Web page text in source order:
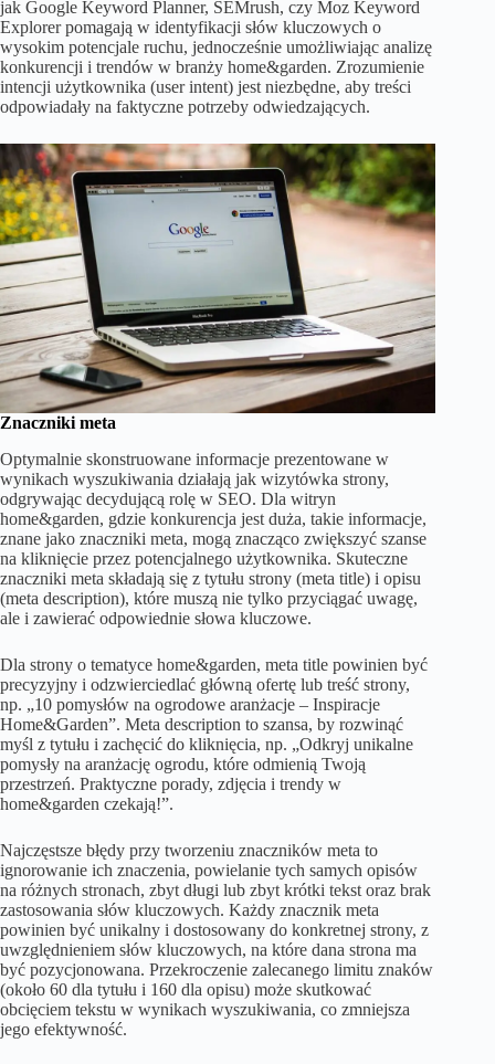
jak Google Keyword Planner, SEMrush, czy Moz Keyword
Explorer pomagają w identyfikacji słów kluczowych o
wysokim potencjale ruchu, jednocześnie umożliwiając analizę
konkurencji i trendów w branży home&garden. Zrozumienie
intencji użytkownika (user intent) jest niezbędne, aby treści
odpowiadały na faktyczne potrzeby odwiedzających.
Znaczniki meta
Optymalnie skonstruowane informacje prezentowane w
wynikach wyszukiwania działają jak wizytówka strony,
odgrywając decydującą rolę w SEO. Dla witryn
home&garden, gdzie konkurencja jest duża, takie informacje,
znane jako znaczniki meta, mogą znacząco zwiększyć szanse
na kliknięcie przez potencjalnego użytkownika. Skuteczne
znaczniki meta składają się z tytułu strony (meta title) i opisu
(meta description), które muszą nie tylko przyciągać uwagę,
ale i zawierać odpowiednie słowa kluczowe.
Dla strony o tematyce home&garden, meta title powinien być
precyzyjny i odzwierciedlać główną ofertę lub treść strony,
np. „10 pomysłów na ogrodowe aranżacje – Inspiracje
Home&Garden”. Meta description to szansa, by rozwinąć
myśl z tytułu i zachęcić do kliknięcia, np. „Odkryj unikalne
pomysły na aranżację ogrodu, które odmienią Twoją
przestrzeń. Praktyczne porady, zdjęcia i trendy w
home&garden czekają!”.
Najczęstsze błędy przy tworzeniu znaczników meta to
ignorowanie ich znaczenia, powielanie tych samych opisów
na różnych stronach, zbyt długi lub zbyt krótki tekst oraz brak
zastosowania słów kluczowych. Każdy znacznik meta
powinien być unikalny i dostosowany do konkretnej strony, z
uwzględnieniem słów kluczowych, na które dana strona ma
być pozycjonowana. Przekroczenie zalecanego limitu znaków
(około 60 dla tytułu i 160 dla opisu) może skutkować
obcięciem tekstu w wynikach wyszukiwania, co zmniejsza
jego efektywność.